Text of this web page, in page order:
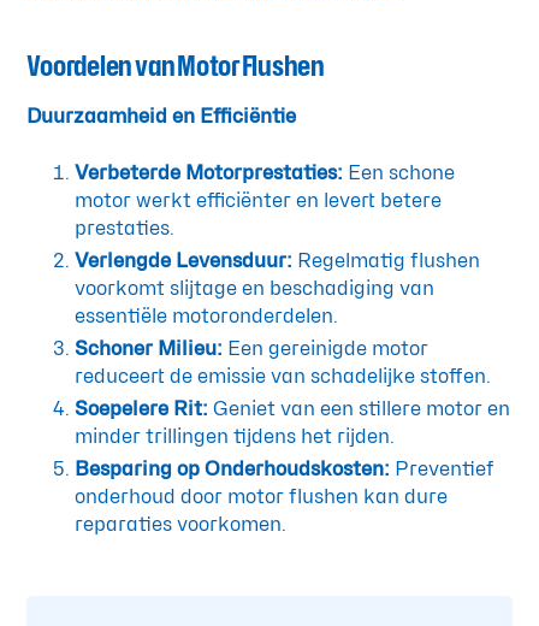
Voordelen van Motor Flushen
Duurzaamheid en Efficiëntie
Verbeterde Motorprestaties: Een schone
motor werkt efficiënter en levert betere
prestaties.
Verlengde Levensduur: Regelmatig flushen
voorkomt slijtage en beschadiging van
essentiële motoronderdelen.
Schoner Milieu: Een gereinigde motor
reduceert de emissie van schadelijke stoffen.
Soepelere Rit: Geniet van een stillere motor en
minder trillingen tijdens het rijden.
Besparing op Onderhoudskosten: Preventief
onderhoud door motor flushen kan dure
reparaties voorkomen.